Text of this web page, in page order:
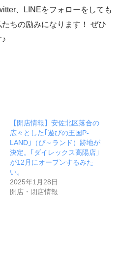
、LINEをフォローをしても
ちの励みになります！ ぜひ
【開店情報】安佐北区落合の
広々とした｢遊びの王国P-
LAND｣（ぴ～ランド）跡地が
決定。｢ダイレックス高陽店｣
が12月にオープンするみた
い。
2025年1月28日
開店・閉店情報